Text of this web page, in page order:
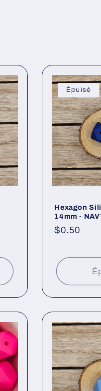
Épuisé
Hexagon
14mm -
Prix
$0.50